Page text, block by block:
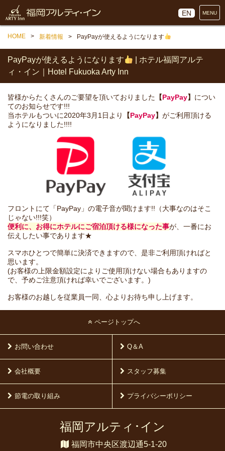
EN MENU
HOME 新着情報 PayPayが使えるようになります
PayPayが使えるようになります
| ホテル福岡アルテ
ィ・イン｜Hotel Fukuoka Arty Inn
皆様からたくさんのご要望を頂いておりました 【PayPay】 につい
てのお知らせです!!!
当ホテルもついに2020年3月1日より
【PayPay】 がご利用頂ける
ようになりました!!!!
フロントにて「PayPay」の電子音が聞けます!!（大事なのはそこ
じゃない!!!笑）
便利に、お得にホテルにご宿泊頂ける様になった事が、一番にお
伝えしたい事であります★
スマホひとつで簡単に決済できますので、是非ご利用頂ければと
思います。
(お客様の上限金額設定によりご使用頂けない場合もありますの
で、予めご注意頂ければ幸いでございます。)
お客様のお越しを従業員一同、心よりお待ち申し上げます。
ページトップへ
お問い合わせ Q＆A
会社概要 スタッフ募集
節電の取り組み プライバシーポリシー
福岡アルティ･イン
福岡市中央区渡辺通5-1-20